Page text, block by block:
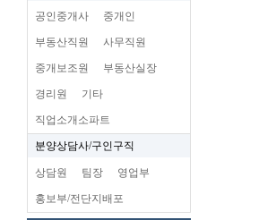
공인중개사 중개인
부동산직원 사무직원
중개보조원 부동산실장
경리원 기타
직업소개소파트
분양상담사/구인구직
상담원 팀장 영업부
홍보부/전단지배포